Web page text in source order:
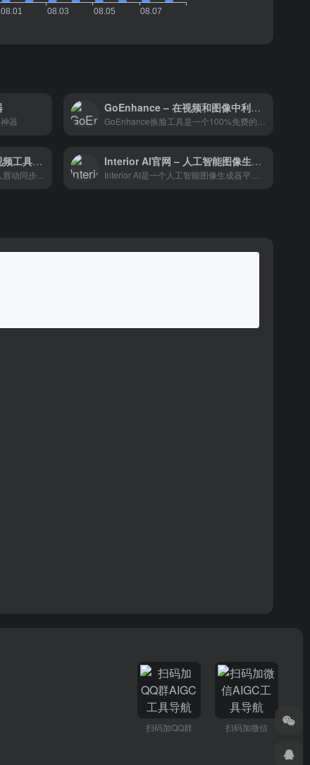
器
GoEnhance – 在视频和图像中利用AI技术无缝替换人物脸部
Linly-Dubbing – 开源AI视频工具，支持配音、翻译、对口型 Interior AI官网 – 人工智能图像生成器平台
扫码加QQ群 扫码加微信